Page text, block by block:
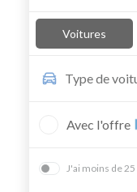
Voitures
Type de
Avec l'offre
J'ai moins de 25